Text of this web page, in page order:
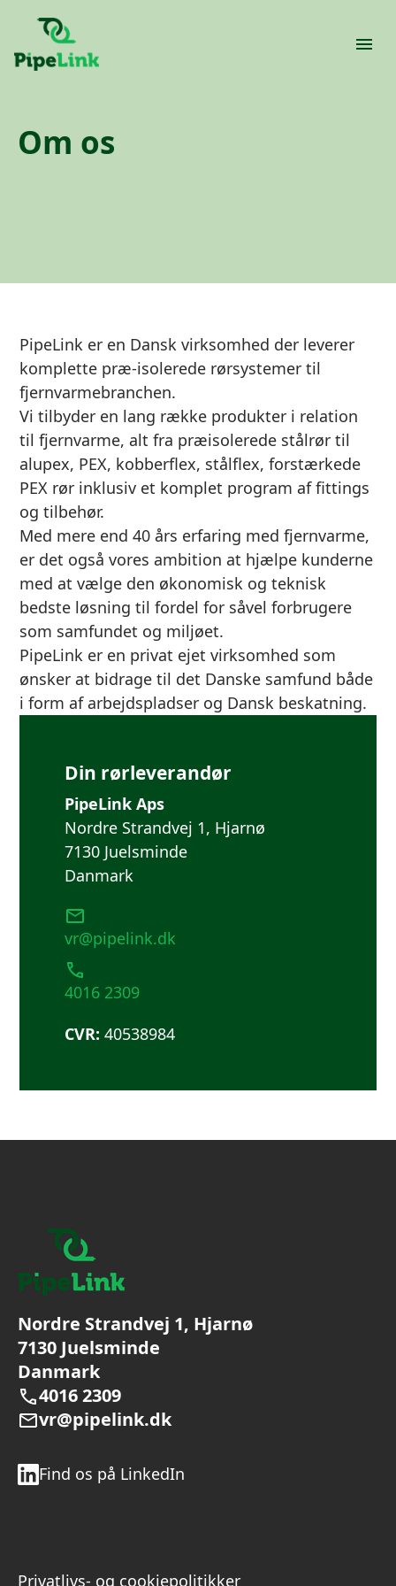
Om os
PipeLink er en Dansk virksomhed der leverer
komplette præ-isolerede rørsystemer til
fjernvarmebranchen.
Vi tilbyder en lang række produkter i relation
til fjernvarme, alt fra præisolerede stålrør til
alupex, PEX, kobberflex, stålflex, forstærkede
PEX rør inklusiv et komplet program af fittings
og tilbehør.
Med mere end 40 års erfaring med fjernvarme,
er det også vores ambition at hjælpe kunderne
med at vælge den økonomisk og teknisk
bedste løsning til fordel for såvel forbrugere
som samfundet og miljøet.
PipeLink er en privat ejet virksomhed som
ønsker at bidrage til det Danske samfund både
i form af arbejdspladser og Dansk beskatning.
Din rørleverandør
PipeLink Aps
Nordre Strandvej 1, Hjarnø
7130 Juelsminde
Danmark
vr@pipelink.dk
4016 2309
CVR: 40538984
Nordre Strandvej 1, Hjarnø
7130 Juelsminde
Danmark
4016 2309
vr@pipelink.dk
Find os på LinkedIn
Privatlivs- og cookiepolitikker